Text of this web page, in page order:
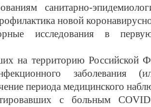
санитарно-
новой
исследования в
на территорию Российской
заболевания
периода медицинского
с больным